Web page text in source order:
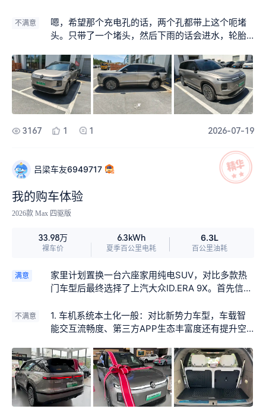
架，每一处都让人满心欢喜。 外观上，它兼具德系
稳重与科技美感，5.2米修长车身线条舒展流畅，悬
满却不张扬，轻奢大气的气场，无论通勤还是出游
都很显档次 。隐藏式门把手与大尺寸轮毂相得益
彰，风阻系数低至0.253Cd，兼顾美观与实用 。 内
饰更是戳中喜好，简约轻奢的风格，触手可及皆是
软质包裹，搭配精致纹饰与金属点缀，毫无廉价感
。悬浮大屏与规整布局让操作直观便捷，六座布局
实，完全不虚标，日常市区通勤纯电行驶足够，一
周一充轻松应对；长途出行无需频繁补能，综合续
航彻底打消里程焦虑，用车成本也十分经济。800V
超充技术让补能高效便捷，短暂休整就能满电出
发。 最惊艳的当属底盘悬架，德系调校功底尽显，
C电控减震，滤震干脆柔和。过减速带、坑洼路面
时，颠簸被轻松过滤，车身平稳不松散；高速行驶
沉稳不飘，转向精准 。更难得的是全系标配后轮转
向，5.2米大车转弯半径仅4.85米，窄路掉头、地库
停车一把过，彻底告别大车笨重的顾虑 。 一路走
来，ID.ERA 9X不仅是代步工具，更像靠谱伙伴，用
颜值、舒适、续航与操控，承包每一段安心惬意的
旅程，选择它，从未后悔。
不满意
嗯，希望那个充电孔的话，两个孔都带上这个呃堵
头。只带了一个堵头，然后下雨的话会进水，轮胎
65275希望再加宽一点，隐藏式门把手的话希望做
一个半隐藏式的，这样的话没有什么心理压力，冬
天的话也不用担心。被冻，然后的话，老人的话也
比较好操作，好开关。
3167 1 1 2026-07-19
吕梁车友6949717
我的购车体验
2026款 Max 四驱版
33.98万
裸车价
6.3kWh
夏季百公里电耗
6.3L
百公里油耗
满意
家里计划置换一台六座家用纯电SUV，对比多款热
门车型后最终选择了上汽大众ID.ERA 9X。首先信赖
力车型售后网点覆盖面更广，后期用车更省心。其
次该车搭载行云底盘+后轮随动转向，打破了大型S
活性。同时全车标配激光雷达、毫米波雷达等全套
主动安全硬件，5级高强度钢车身，对于有孩子的家
庭来说安全优先级很高。再加上灵活的六座布局、
扎实的做工用料以及合理的定价，综合权衡之下，
这台车成为了我的最终选择。 优点 第一，底盘是德
不满意
1. 车机系统本土化一般：对比新势力车型，车载智
能交互流畅度、第三方APP生态丰富度还有提升空
偏大：高速激烈驾驶时能耗会有明显上涨，急加速
爆发力不如同级部分竞品。 3. 第三排进出便利性一
般：想要进入后排，需要手动挪动第二排座椅，不
如电动调节座椅便捷。